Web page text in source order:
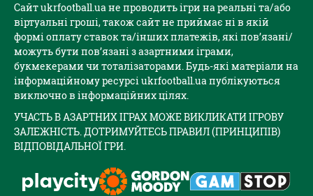
Сайт ukrfootball.ua не проводить ігри на реальні та/або
віртуальні гроші, також сайт не приймає ні в якій
формі оплату ставок та/інших платежів, які пов’язані/
можуть бути пов’язані з азартними іграми,
букмекерами чи тоталізаторами. Будь-які матеріали на
інформаційному ресурсі ukrfootball.ua публікуються
виключно в інформаційних цілях.
УЧАСТЬ В АЗАРТНИХ ІГРАХ МОЖЕ ВИКЛИКАТИ ІГРОВУ
ЗАЛЕЖНІСТЬ. ДОТРИМУЙТЕСЬ ПРАВИЛ (ПРИНЦИПІВ)
ВІДПОВІДАЛЬНОЇ ГРИ.